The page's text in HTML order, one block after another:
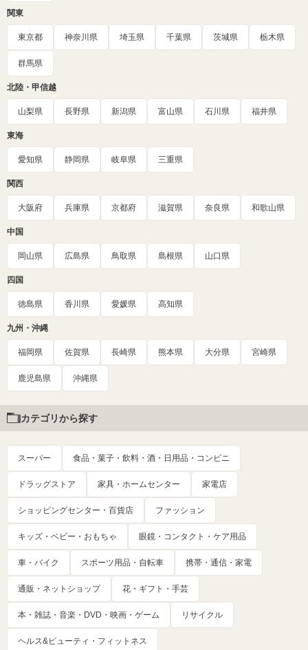
関東
東京都 神奈川県 埼玉県 千葉県 茨城県 栃木県
群馬県
北陸・甲信越
山梨県 長野県 新潟県 富山県 石川県 福井県
東海
愛知県 静岡県 岐阜県 三重県
関西
大阪府 兵庫県 京都府 滋賀県 奈良県 和歌山県
中国
岡山県 広島県 鳥取県 島根県 山口県
四国
徳島県 香川県 愛媛県 高知県
九州・沖縄
福岡県 佐賀県 長崎県 熊本県 大分県 宮崎県
鹿児島県 沖縄県
カテゴリから探す
スーパー 食品・菓子・飲料・酒・日用品・コンビニ
ドラッグストア 家具・ホームセンター 家電店
ショッピングセンター・百貨店 ファッション
キッズ・ベビー・おもちゃ 眼鏡・コンタクト・ケア用品
車・バイク スポーツ用品・自転車 携帯・通信・家電
通販・ネットショップ 花・ギフト・手芸
本・雑誌・音楽・DVD・映画・ゲーム リサイクル
ヘルス&ビューティ・フィットネス